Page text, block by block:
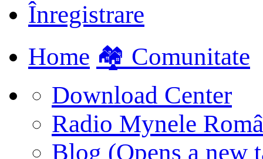
Înregistrare
Home 🏘️ Comunitate
Download Center
Radio Mynele
Blog (Opens a new